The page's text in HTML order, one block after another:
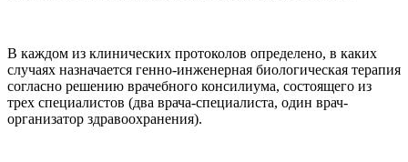
В каждом из клинических протоколов определено, в каких
случаях назначается генно-инженерная биологическая терапия
согласно решению врачебного консилиума, состоящего из
трех специалистов (два врача-специалиста, один врач-
организатор здравоохранения).